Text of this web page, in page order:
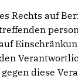
Rechts auf
diese